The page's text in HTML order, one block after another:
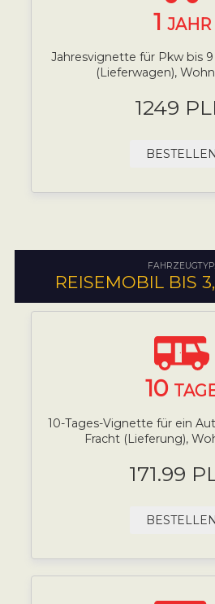
1 JAHR
Jahresvignette für Pkw bis
(Lieferwagen),
1249
BESTELLEN
FAHRZEUGTYP:
REISEMOBIL BIS
10
10-Tages-Vignette für ein
Fracht (Lieferung),
171.99
BESTELLEN